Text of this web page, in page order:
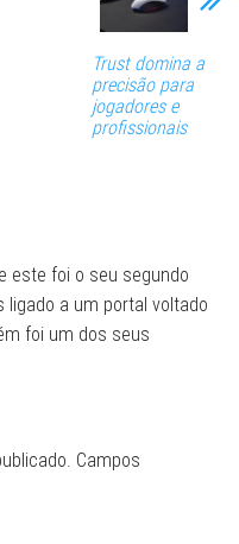
Trust domina a
precisão para
jogadores e
profissionais
este foi o seu segundo
ligado a um portal voltado
foi um dos seus
Campos